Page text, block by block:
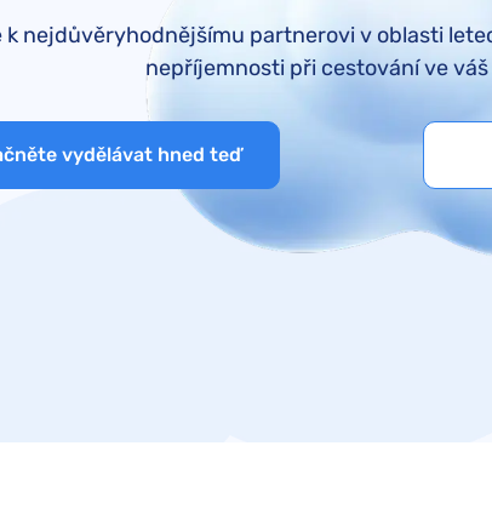
easyJet kompenzace
KLM kompenzace
Qatar Airways
Austrian Airlines
Varšavská úmluva
k nejdůvěryhodnějšímu partnerovi v oblasti
nepříjemnosti při cestování ve
vydělávat hned teď